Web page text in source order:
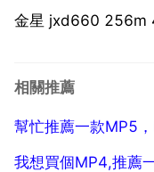
金星 jxd660 256m
素攝像頭。...
相關推薦
幫忙推薦一款MP5
我想買個MP4,推薦